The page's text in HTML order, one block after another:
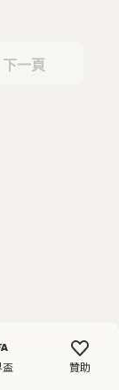
盃 贊助
下一頁
下一頁